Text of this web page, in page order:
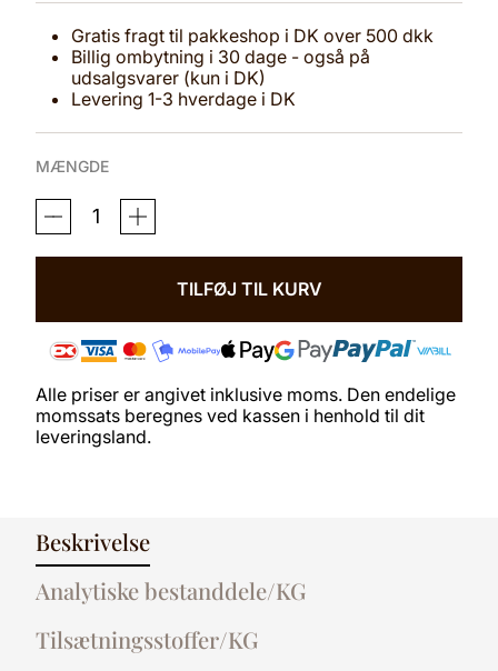
Gratis fragt til pakkeshop i DK over 500 dkk
Billig ombytning i 30 dage - også på
udsalgsvarer (kun i DK)
Levering 1-3 hverdage i DK
MÆNGDE
KRAFFT
PLUS
ANTAL
TILFØJ TIL KURV
Alle priser er angivet inklusive moms. Den endelige
momssats beregnes ved kassen i henhold til dit
leveringsland.
Beskrivelse
Analytiske bestanddele/KG
Tilsætningsstoffer/KG